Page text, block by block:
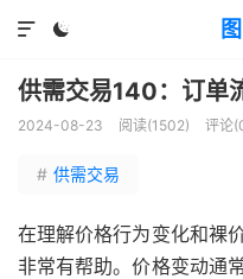


供需交易140：订单
2024-08-23 阅读(1502) 评论
# 供需交易
在理解价格行为变化和裸
非常有帮助。价格变动通